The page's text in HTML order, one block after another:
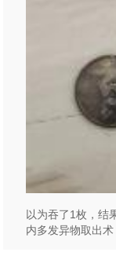
以为吞了1枚，结
内多发异物取出术